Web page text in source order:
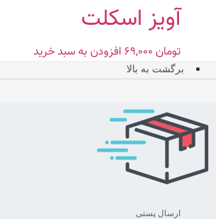
آویز اسکلت
تومان افزودن به سبد خرید
برگشت به بالا
ارسال پستی